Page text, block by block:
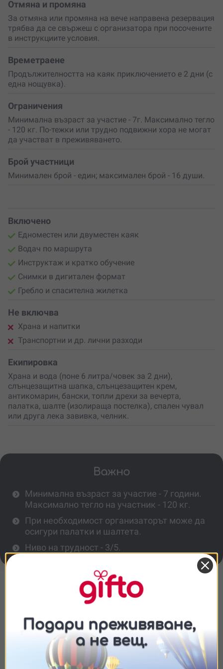
спирка на бобърския остров – перфектен за
фотосесии и съзерцание. Продължавате през канал,
който разделя острова на Голям и Малък Вардим, и се
връщате там, откъдето сте тръгнали.
зареждащи и носещи усмивка до уши. Спомените
остават, а усещането за свобода и близост до
природата ще те накарат да искаш още.
или като незабравим подарък за някого, когото
обичаш. Това не е просто пътуване, а дунавска
приказка с каяк и палатка, която заслужаваш!
Отмяна и промяна
За отмяна или промяна на вече направена резервация
трябва да се свържеш с организатора при посочените
в инструкциите условия.
Времетраене
Продължителността на каяк приключението е 2 дни (с
една нощувка).
Ограничения
Минимална възраст за участие - 7г. Максимално тегло
- 120 кг. По-тежки или трудно подвижни хора не могат
да участват в преживяването.
Брой участници
Минимален брой - един; максимален брой - 16 души.
Включено
Едноместен или двуместен каяк
Водач по маршрута
Инструктаж и кратко обучение
Снимки в дигитален формат
Гребло и спасителна жилетка
Не включва
Храна и напитки
Транспортни и др. лични разходи
Екипировка
Храна и вода (поне 6 литра/човек за 2 дни),
слънцезащитна шапка, слънцезащитен крем,
антикомарин, бански, топли дрехи за вечерта,
палатка, шалте (изолираща постелка), спален чувал
или друга лека завивка, челник.
Важно
Минимална възраст за участие - 7 години.
Максимално тегло на участник - 120 кг.
При необходимост организаторът може да
осигури палатки и шалтета.
Ниво на трудност - 3/5.
Повече информация
Какви са ограниченията за участие?
Какво трябва да си нося?
Съгласие Подробности Относно